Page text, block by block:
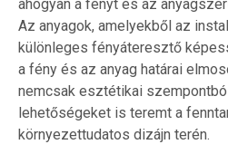
ahogyan a fényt és az
Az anyagok, amelyekből az
különleges fényáteresztő
a fény és az anyag határai
nemcsak esztétikai
lehetőségeket is teremt a
környezettudatos dizájn terén.